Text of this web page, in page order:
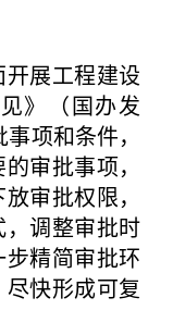
展工程建设
》（国办发
项和条件，
审批事项，
审批权限，
调整审批时
精简审批环
快形成可复